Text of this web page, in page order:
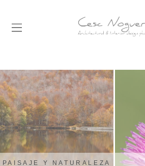
PAISAJE Y NATURALEZA